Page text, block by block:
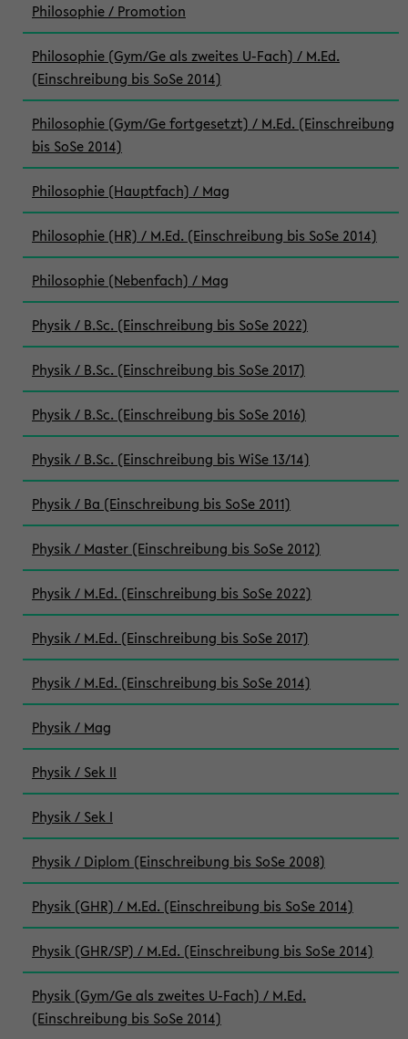
Philosophie / Promotion
Philosophie (Gym/Ge als zweites U-Fach) / M.Ed.
(Einschreibung bis SoSe 2014)
Philosophie (Gym/Ge fortgesetzt) / M.Ed. (Einschreibung
bis SoSe 2014)
Philosophie (Hauptfach) / Mag
Philosophie (HR) / M.Ed. (Einschreibung bis SoSe 2014)
Philosophie (Nebenfach) / Mag
Physik / B.Sc. (Einschreibung bis SoSe 2022)
Physik / B.Sc. (Einschreibung bis SoSe 2017)
Physik / B.Sc. (Einschreibung bis SoSe 2016)
Physik / B.Sc. (Einschreibung bis WiSe 13/14)
Physik / Ba (Einschreibung bis SoSe 2011)
Physik / Master (Einschreibung bis SoSe 2012)
Physik / M.Ed. (Einschreibung bis SoSe 2022)
Physik / M.Ed. (Einschreibung bis SoSe 2017)
Physik / M.Ed. (Einschreibung bis SoSe 2014)
Physik / Mag
Physik / Sek II
Physik / Sek I
Physik / Diplom (Einschreibung bis SoSe 2008)
Physik (GHR) / M.Ed. (Einschreibung bis SoSe 2014)
Physik (GHR/SP) / M.Ed. (Einschreibung bis SoSe 2014)
Physik (Gym/Ge als zweites U-Fach) / M.Ed.
(Einschreibung bis SoSe 2014)